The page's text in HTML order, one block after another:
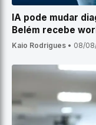
IA pode mudar
Belém recebe
Kaio Rodrigues • 08/